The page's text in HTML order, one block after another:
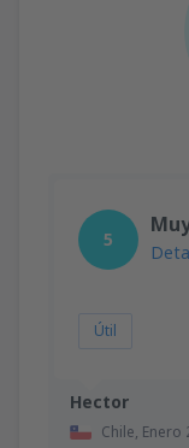
Hector
Chile, Enero
5
Útil